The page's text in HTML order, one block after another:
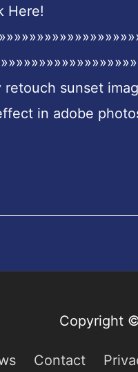
Here!
sunset
in adobe
Copyright
Contact